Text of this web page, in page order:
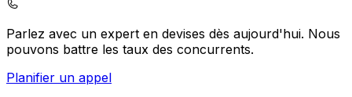
Parlez avec un expert en devises dès aujourd'hui. Nous
pouvons battre les taux des concurrents.
Planifier un appel